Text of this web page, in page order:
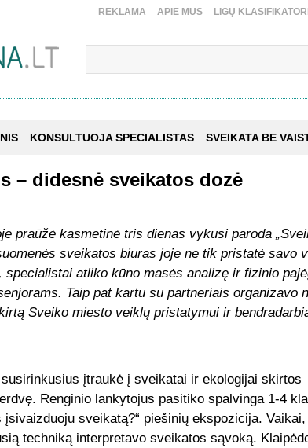
REKLAMA APIE MUS LIGŲ
KONSULTUOJA SPECIALISTAS SVEIKATA BE
– didesnė sveikatos dozė
praūžė kasmetinė tris dienas vykusi paroda
sveikatos biuras joje ne tik pristatė savo
atliko kūno masės analizę ir fizinio
Taip pat kartu su partneriais organizavo
Sveiko miesto veiklų pristatymui ir
įtraukė į sveikatai ir ekologijai skirtos
Renginio lankytojus pasitiko spalvinga 1-4
įsivaizduoju sveikatą?“ piešinių ekspozicija. Vaikai,
techniką interpretavo sveikatos sąvoką.